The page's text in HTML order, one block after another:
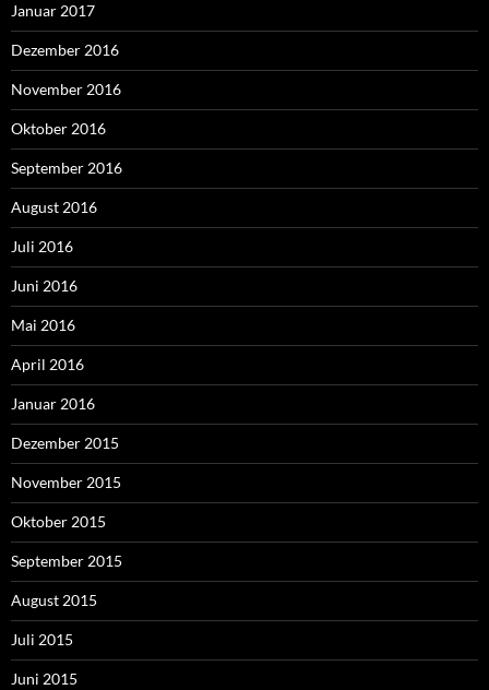
Januar 2017
Dezember 2016
November 2016
Oktober 2016
September 2016
August 2016
Juli 2016
Juni 2016
Mai 2016
April 2016
Januar 2016
Dezember 2015
November 2015
Oktober 2015
September 2015
August 2015
Juli 2015
Juni 2015